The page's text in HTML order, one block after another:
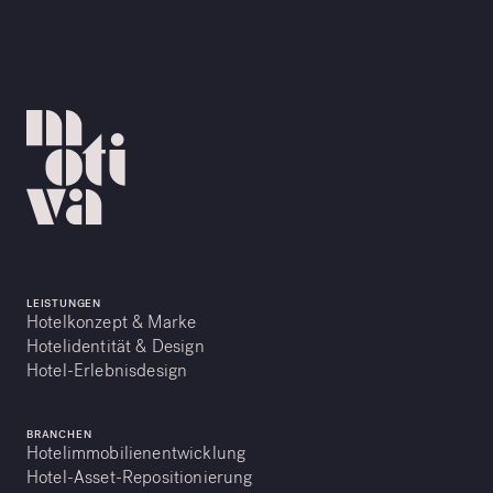
LEISTUNGEN
Hotelkonzept & Marke
Hotelidentität & Design
Hotel-Erlebnisdesign
BRANCHEN
Hotelimmobilienentwicklung
Hotel-Asset-Repositionierung